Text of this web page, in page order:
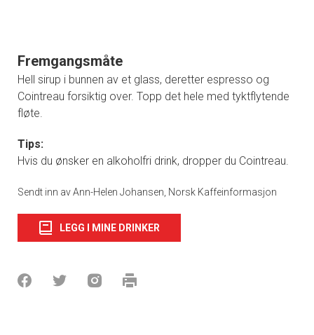
Fremgangsmåte
Hell sirup i bunnen av et glass, deretter espresso og
Cointreau forsiktig over. Topp det hele med tyktflytende
fløte.
Tips:
Hvis du ønsker en alkoholfri drink, dropper du Cointreau.
Sendt inn av Ann-Helen Johansen, Norsk Kaffeinformasjon
LEGG I MINE DRINKER